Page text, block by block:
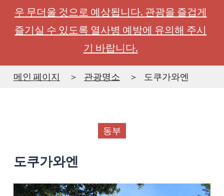
우 무더울 것으로 예상됩니다. 관광을 즐겁게
즐기실 수 있도록 열사병 예방에 유의해 주시
기 바랍니다.
메인 페이지 관광명소 도쿠가와엔
동부
도쿠가와엔